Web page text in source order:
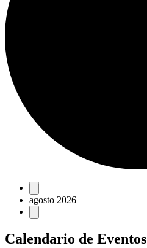
Eventos
agosto 2026
Calendario de Eventos